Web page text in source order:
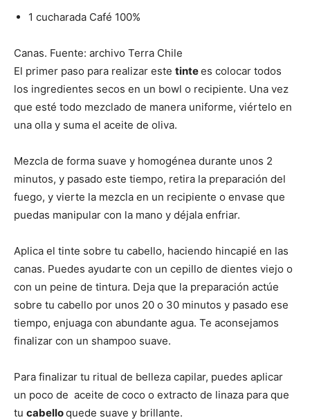
1 cucharada Café 100%
Canas. Fuente: archivo Terra Chile
El primer paso para realizar este tintees colocar todos
los ingredientes secos en un bowl o recipiente. Una vez
que esté todo mezclado de manera uniforme, viértelo en
una olla y suma el aceite de oliva.
Mezcla de forma suave y homogénea durante unos 2
minutos, y pasado este tiempo, retira la preparación del
fuego, y vierte la mezcla en un recipiente o envase que
puedas manipular con la mano y déjala enfriar.
Aplica el tinte sobre tu cabello, haciendo hincapié en las
canas. Puedes ayudarte con un cepillo de dientes viejo o
con un peine de tintura. Deja que la preparación actúe
sobre tu cabello por unos 20 o 30 minutos y pasado ese
tiempo, enjuaga con abundante agua. Te aconsejamos
finalizar con un shampoo suave.
Para finalizar tu ritual de belleza capilar, puedes aplicar
un poco de aceite de coco o extracto de linaza para que
tu cabelloquede suave y brillante.